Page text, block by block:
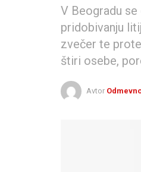
V Beogradu
pridobivanju
zvečer te
štiri osebe,
Avtor